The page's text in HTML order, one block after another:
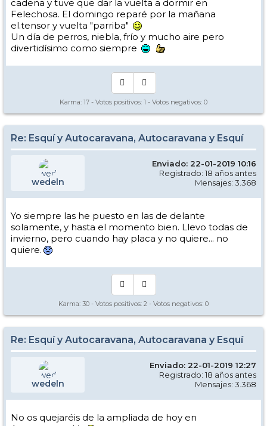
Opino como Pablo, es cuestión del mayor peso atrás que resta
eficacia a la tracción. Mientras vas en marcha, bien, pero a la que
paras....
SL2, ratón.
cadena y tuve que dar la vuelta a dormir en
Felechosa. El domingo reparé por la mañana
el.tensor y vuelta "parriba"
Un día de perros, niebla, frío y mucho aire pero
divertidísimo como siempre
Karma: 17 - Votos positivos: 1 - Votos negativos: 0
Re: Esquí y Autocaravana, Autocaravana y Esquí
wedeln
Enviado: 22-01-2019 10:16
Registrado: 18 años antes
Mensajes: 3.368
Yo siempre las he puesto en las de delante
solamente, y hasta el momento bien. Llevo todas de
invierno, pero cuando hay placa y no quiere... no
quiere.
Karma: 30 - Votos positivos: 2 - Votos negativos: 0
Re: Esquí y Autocaravana, Autocaravana y Esquí
wedeln
Enviado: 22-01-2019 12:27
Registrado: 18 años antes
Mensajes: 3.368
No os quejaréis de la ampliada de hoy en